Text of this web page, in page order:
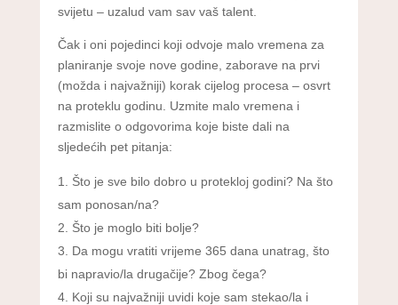
svijetu – uzalud vam sav vaš talent.
Čak i oni pojedinci koji odvoje malo vremena za
planiranje svoje nove godine, zaborave na prvi
(možda i najvažniji) korak cijelog procesa – osvrt
na proteklu godinu. Uzmite malo vremena i
razmislite o odgovorima koje biste dali na
sljedećih pet pitanja:
Što je sve bilo dobro u protekloj godini? Na što
sam ponosan/na?
Što je moglo biti bolje?
Da mogu vratiti vrijeme 365 dana unatrag, što
bi napravio/la drugačije? Zbog čega?
Koji su najvažniji uvidi koje sam stekao/la i